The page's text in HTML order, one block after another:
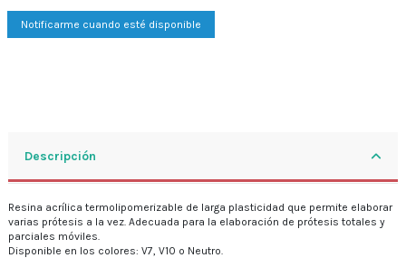
Descripción
Resina acrílica termolipomerizable de larga plasticidad que permite elaborar
varias prótesis a la vez. Adecuada para la elaboración de prótesis totales y
parciales móviles.
Disponible en los colores: V7, V10 o Neutro.